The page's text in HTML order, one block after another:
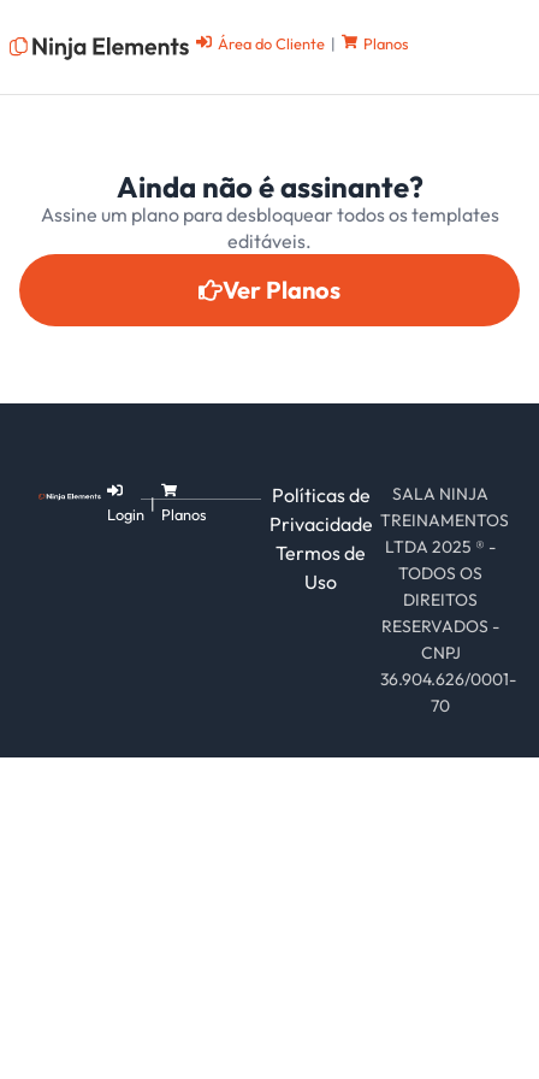
Área do Cliente | Planos
Ainda não é assinante?
Assine um plano para desbloquear todos os templates
editáveis.
Ver Planos
Login
|
Planos
Políticas de
Privacidade
Termos de
Uso
SALA NINJA
TREINAMENTOS
LTDA 2025 ® -
TODOS OS
DIREITOS
RESERVADOS -
CNPJ
36.904.626/0001-
70